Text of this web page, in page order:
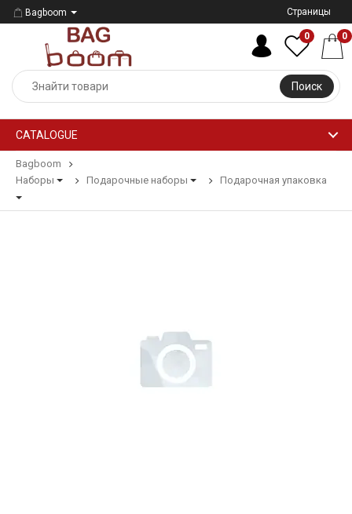
Bagboom Страницы
Поиск
0 0
CATALOGUE
Bagboom
Наборы
Подарочные наборы Подарочная упаковка